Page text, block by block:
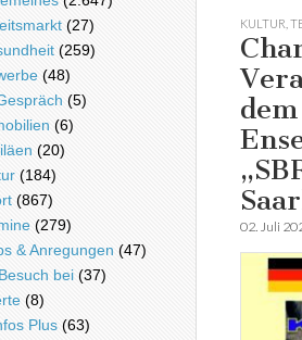
KULTUR
02. Juli
(27)
(259)
(48)
(5)
(6)
(20)
(184)
(867)
(279)
& Anregungen (47)
bei (37)
(8)
Plus (63)